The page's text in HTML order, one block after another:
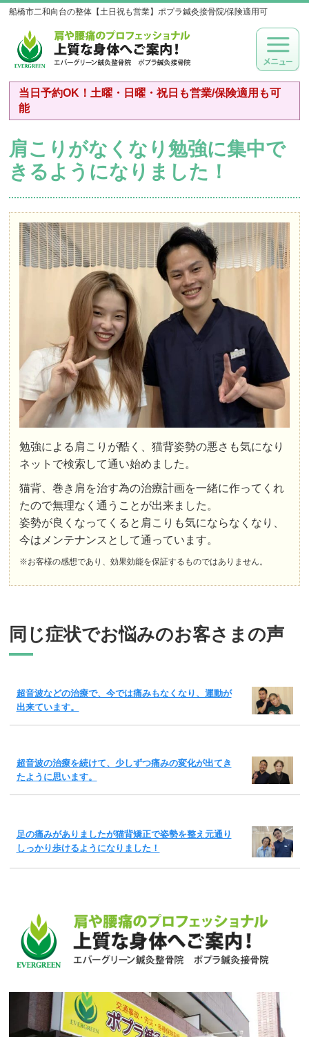
船橋市二和向台の整体【土日祝も営業】ポプラ鍼灸接骨院/保険適用可
当日予約OK！土曜・日曜・祝日も営業/保険適用も可
能
肩こりがなくなり勉強に集中で
きるようになりました！
勉強による肩こりが酷く、猫背姿勢の悪さも気になり
ネットで検索して通い始めました。
猫背、巻き肩を治す為の治療計画を一緒に作ってくれ
たので無理なく通うことが出来ました。
姿勢が良くなってくると肩こりも気にならなくなり、
今はメンテナンスとして通っています。
※お客様の感想であり、効果効能を保証するものではありません。
同じ症状でお悩みのお客さまの声
超音波などの治療で、今では痛みもなくなり、運動が
出来ています。
超音波の治療を続けて、少しずつ痛みの変化が出てき
たように思います。
足の痛みがありましたが猫背矯正で姿勢を整え元通り
しっかり歩けるようになりました！